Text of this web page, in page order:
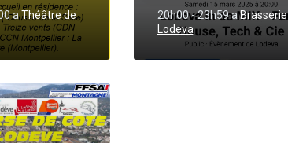
aThéâtre de
20h00 - 23h59aBrasserie
Lodeva